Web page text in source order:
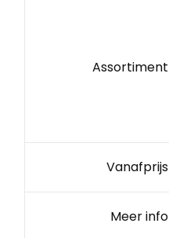
Assortiment
Vanafprijs
Meer info